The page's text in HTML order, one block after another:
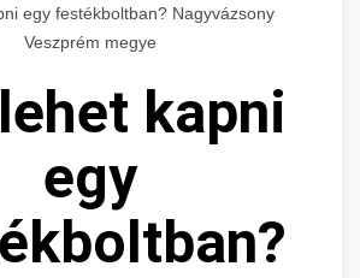
egy festékboltban? Nagyvázsony
Veszprém megye
kapni
egy